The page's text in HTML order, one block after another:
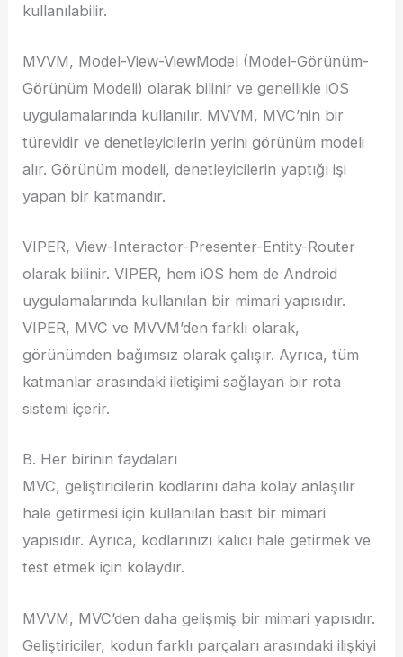
kullanılabilir.
MVVM, Model-View-ViewModel (Model-Görünüm-
Görünüm Modeli) olarak bilinir ve genellikle iOS
uygulamalarında kullanılır. MVVM, MVC’nin bir
türevidir ve denetleyicilerin yerini görünüm modeli
alır. Görünüm modeli, denetleyicilerin yaptığı işi
yapan bir katmandır.
VIPER, View-Interactor-Presenter-Entity-Router
olarak bilinir. VIPER, hem iOS hem de Android
uygulamalarında kullanılan bir mimari yapısıdır.
VIPER, MVC ve MVVM’den farklı olarak,
görünümden bağımsız olarak çalışır. Ayrıca, tüm
katmanlar arasındaki iletişimi sağlayan bir rota
sistemi içerir.
B. Her birinin faydaları
MVC, geliştiricilerin kodlarını daha kolay anlaşılır
hale getirmesi için kullanılan basit bir mimari
yapısıdır. Ayrıca, kodlarınızı kalıcı hale getirmek ve
test etmek için kolaydır.
MVVM, MVC’den daha gelişmiş bir mimari yapısıdır.
Geliştiriciler, kodun farklı parçaları arasındaki ilişkiyi